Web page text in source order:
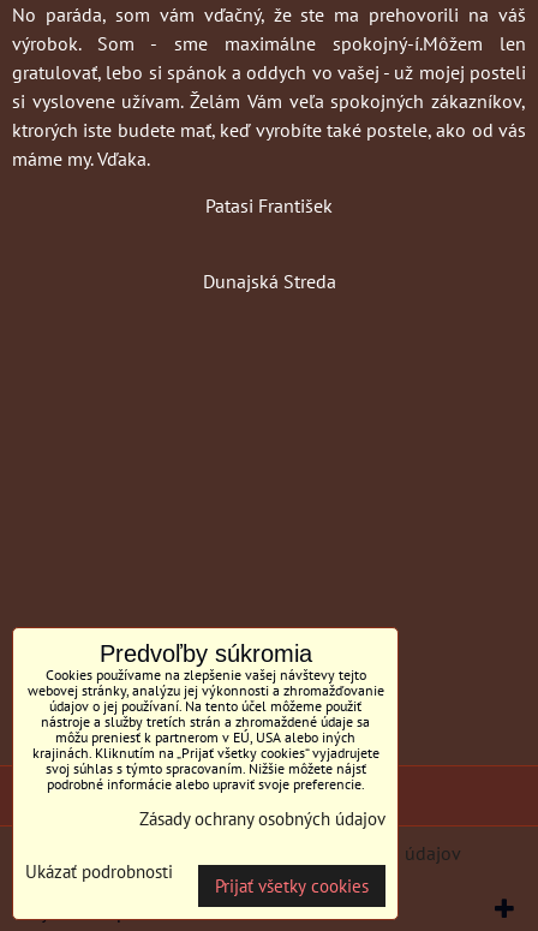
No paráda, som vám vďačný, že ste ma prehovorili na váš
výrobok. Som - sme maximálne spokojný-í.Môžem len
gratulovať, lebo si spánok a oddych vo vašej - už mojej posteli
si vyslovene užívam. Želám Vám veľa spokojných zákazníkov,
ktrorých iste budete mať, keď vyrobíte také postele, ako od vás
máme my. Vďaka.
Patasi František
Dunajská Streda
(c) Sedačky BILL MC Tornyai
Zásady ochrany osobných údajov
Vytvorené pomocou:BiznisWeb.sk
Predvoľby súkromia
Cookies používame na zlepšenie vašej návštevy tejto
webovej stránky, analýzu jej výkonnosti a zhromažďovanie
údajov o jej používaní. Na tento účel môžeme použiť
nástroje a služby tretích strán a zhromaždené údaje sa
môžu preniesť k partnerom v EÚ, USA alebo iných
krajinách. Kliknutím na „Prijať všetky cookies“ vyjadrujete
svoj súhlas s týmto spracovaním. Nižšie môžete nájsť
podrobné informácie alebo upraviť svoje preferencie.
Zásady ochrany osobných údajov
Ukázať podrobnosti
Prijať všetky cookies